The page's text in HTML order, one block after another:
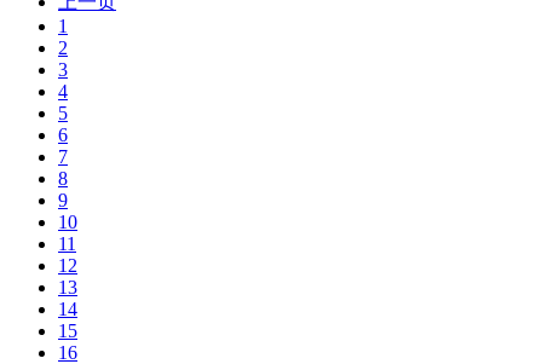
1
2
3
4
5
6
7
8
9
10
11
12
13
14
15
16